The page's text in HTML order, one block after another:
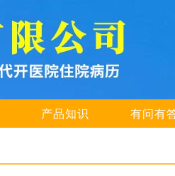
产品知识 有问有